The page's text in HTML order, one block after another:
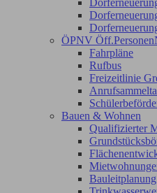
ÖPNV
Fahrpläne
Rufbus
Freizeitlinie
Bauen & Wohnen
Qualifizierter
Bauleitplanung